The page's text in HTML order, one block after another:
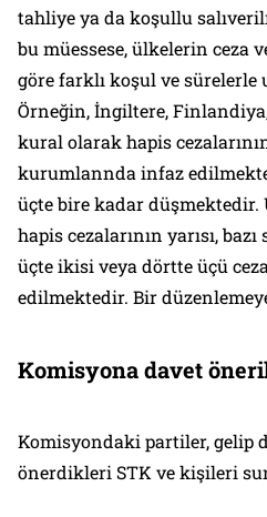
tahliye ya da koşullu
bu müessese, ülkelerin ceza
göre farklı koşul ve sürelerle
Örneğin, İngiltere,
kural olarak hapis
kurumlannda infaz
üçte bire kadar
hapis cezalarının yarısı,
üçte ikisi veya dörtte üçü
edilmektedir. Bir
Komisyona davet
Komisyondaki partiler, gelip
önerdikleri STK ve kişileri